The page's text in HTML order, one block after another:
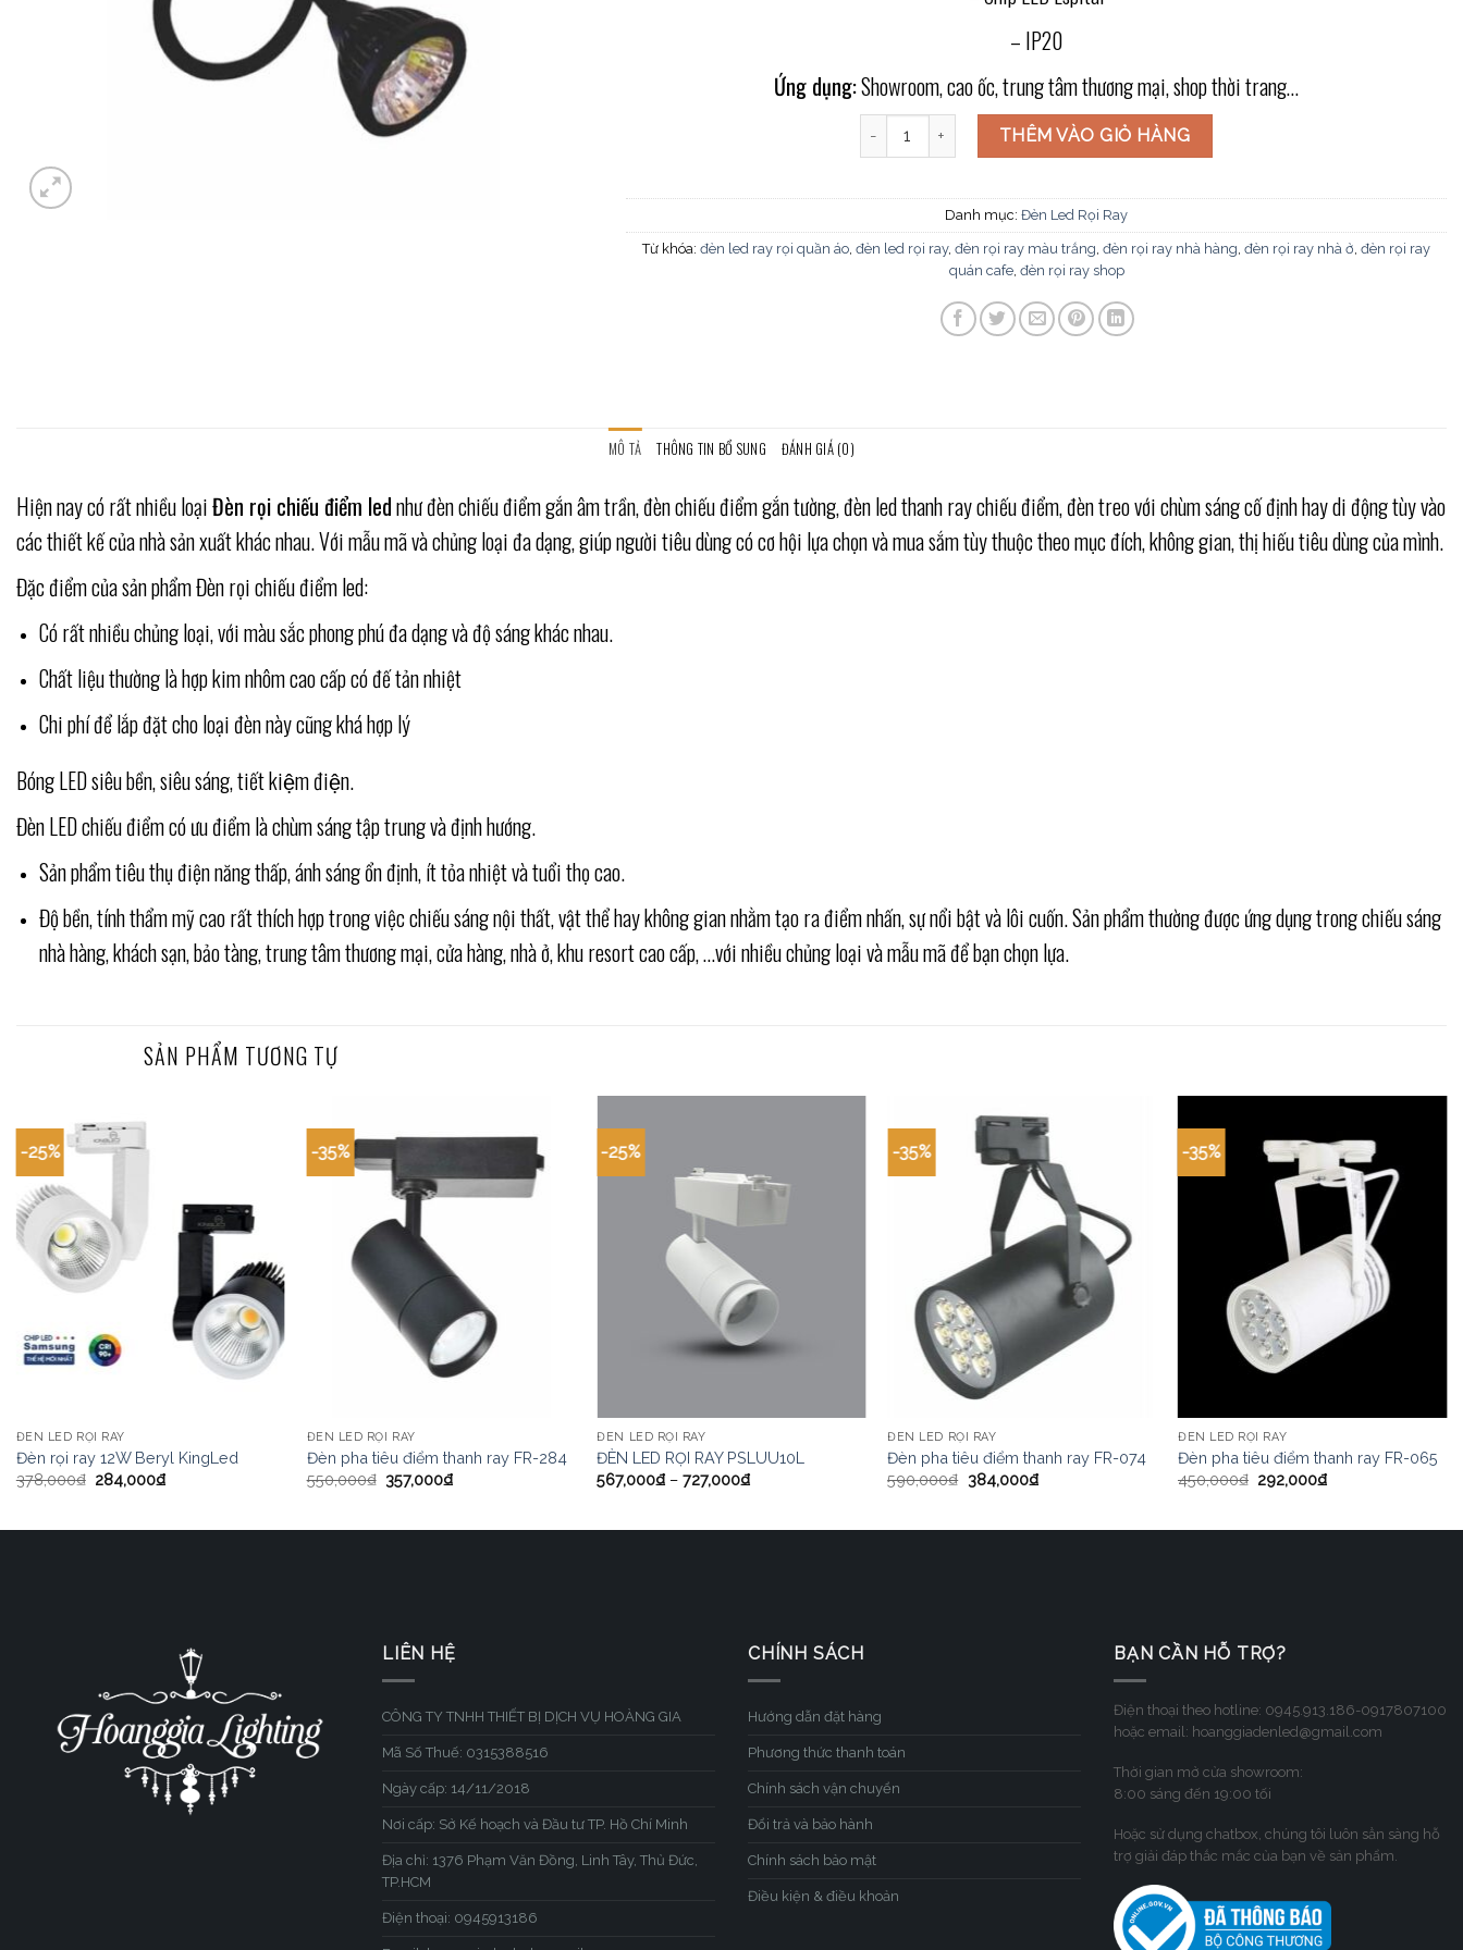
– IP20
Ứng dụng:Showroom, cao ốc, trung tâm thương mại, shop thời trang…
Đèn pha tiêu điểm thanh ray FR-050 số lượng
THÊM VÀO GIỎ HÀNG
Danh mục: Đèn Led Rọi Ray
Từ khóa: đèn led ray rọi quần áo đèn led rọi ray, đèn rọi ray màu trắng đèn rọi ray nhà hàng đèn rọi ray nhà ở đèn rọi ray
quán cafe, đèn rọi ray shop
MÔ TẢ THÔNG TIN BỔ SUNG ĐÁNH GIÁ (0)
Hiện nay có rất nhiều loạiĐèn rọi chiếu điểm lednhư đèn chiếu điểm gắn âm trần, đèn chiếu điểm gắn tường, đèn led thanh ray chiếu điểm, đèn treo với chùm sáng cố định hay di động tùy vào
các thiết kế của nhà sản xuất khác nhau. Với mẫu mã và chủng loại đa dạng, giúp người tiêu dùng có cơ hội lựa chọn và mua sắm tùy thuộc theo mục đích, không gian, thị hiếu tiêu dùng của mình.
Đặc điểm của sản phẩm Đèn rọi chiếu điểm led:
Có rất nhiều chủng loại, với màu sắc phong phú đa dạng và độ sáng khác nhau.
Chất liệu thường là hợp kim nhôm cao cấp có đế tản nhiệt
Chi phí để lắp đặt cho loại đèn này cũng khá hợp lý
Bóng LED siêu bền, siêu sáng, tiết kiệm điện.
Đèn LED chiếu điểm có ưu điểm là chùm sáng tập trung và định hướng.
Sản phẩm tiêu thụ điện năng thấp, ánh sáng ổn định, ít tỏa nhiệt và tuổi thọ cao.
Độ bền, tính thẩm mỹ cao rất thích hợp trong việc chiếu sáng nội thất, vật thể hay không gian nhằm tạo ra điểm nhấn, sự nổi bật và lôi cuốn. Sản phẩm thường được ứng dụng trong chiếu sáng
nhà hàng, khách sạn, bảo tàng, trung tâm thương mại, cửa hàng, nhà ở, khu resort cao cấp, …với nhiều chủng loại và mẫu mã để bạn chọn lựa.
SẢN PHẨM TƯƠNG TỰ
-25%
ĐÈN LED RỌI RAY
Đèn rọi ray 12W Beryl KingLed
378,000₫ 284,000₫
-35%
ĐÈN LED RỌI RAY
Đèn pha tiêu điểm thanh ray FR-284
550,000₫ 357,000₫
-25%
ĐÈN LED RỌI RAY
ĐÈN LED RỌI RAY PSLUU10L
567,000₫ –727,000₫
-35%
ĐÈN LED RỌI RAY
Đèn pha tiêu điểm thanh ray FR-074
590,000₫ 384,000₫
-35%
ĐÈN LED RỌI RAY
Đèn pha tiêu điểm thanh ray FR-065
450,000₫ 292,000₫
LIÊN HỆ
CÔNG TY TNHH THIẾT BỊ DỊCH VỤ HOÀNG GIA
Mã Số Thuế: 0315388516
Ngày cấp: 14/11/2018
Nơi cấp: Sở Kế hoạch và Đầu tư TP. Hồ Chí Minh
Địa chỉ: 1376 Phạm Văn Đồng, Linh Tây, Thủ Đức,
TP.HCM
Điện thoại: 0945913186
CHÍNH SÁCH
Hướng dẫn đặt hàng
Phương thức thanh toán
Chính sách vận chuyển
Đổi trả và bảo hành
Chính sách bảo mật
Điều kiện & điều khoản
BẠN CẦN HỖ TRỢ?
Điện thoại theo hotline: 0945.913.186-0917807100
hoặc email: hoanggiadenled@gmail.com
Thời gian mở cửa showroom:
8:00 sáng đến 19:00 tối
Hoặc sử dụng chatbox, chúng tôi luôn sẳn sàng hỗ
trợ giải đáp thắc mắc của bạn về sản phẩm.